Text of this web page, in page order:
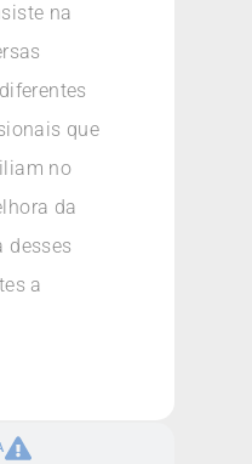
na
que
no
da
desses
a